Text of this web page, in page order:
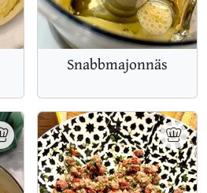
Snabbmajonnäs